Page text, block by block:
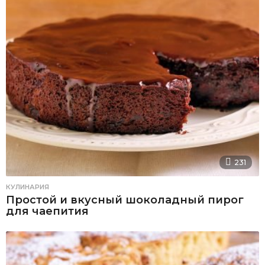
231
КУЛИНАРИЯ
Простой и вкусный шоколадный пирог
для чаепития